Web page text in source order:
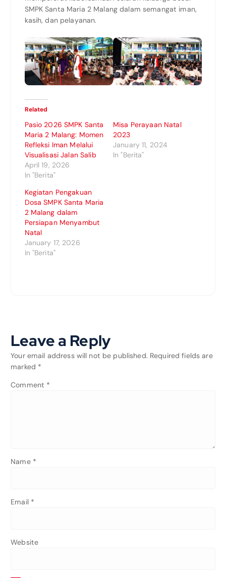
SMPK Santa Maria 2 Malang dalam semangat iman,
kasih, dan pelayanan.
Related
Pasio 2026 SMPK Santa
Maria 2 Malang: Momen
Refleksi Iman Melalui
Visualisasi Jalan Salib
April 19, 2026
In "Berita"
Misa Perayaan Natal
2023
January 11, 2024
In "Berita"
Kegiatan Pengakuan
Dosa SMPK Santa Maria
2 Malang dalam
Persiapan Menyambut
Natal
January 17, 2026
In "Berita"
Leave a Reply
Your email address will not be published. Required fields are
marked *
Comment *
Name *
Email *
Website